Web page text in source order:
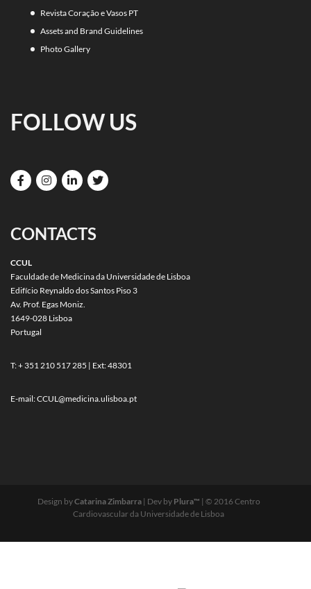
Revista Coração e Vasos PT
Assets and Brand Guidelines
Photo Gallery
FOLLOW US
CONTACTS
CCUL
Faculdade de Medicina da Universidade de Lisboa
Edifício Reynaldo dos Santos Piso 3
Av. Prof. Egas Moniz.
1649-028 Lisboa
Portugal
T: + 351 210 517 285 | Ext: 48301
E-mail:CCUL@medicina.ulisboa.pt
Design byCatarina Zimbarra| Dev by Plura™ | © 2016 Centro
Cardiovascular da Universidade de Lisboa